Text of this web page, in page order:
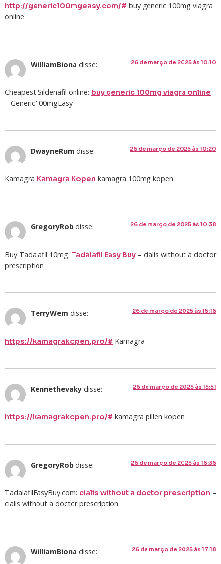
http://generic100mgeasy.com/# buy generic 100mg viagra
online
WilliamBiona disse: 26 de março de 2025 às 10:10
Cheapest Sildenafil online: buy generic 100mg viagra online
– Generic100mgEasy
DwayneRum disse: 26 de março de 2025 às 10:20
Kamagra Kamagra Kopen kamagra 100mg kopen
GregoryRob disse: 26 de março de 2025 às 10:38
Buy Tadalafil 10mg: Tadalafil Easy Buy – cialis without a doctor
prescription
TerryWem disse: 26 de março de 2025 às 15:16
https://kamagrakopen.pro/# Kamagra
Kennethevaky disse: 26 de março de 2025 às 15:51
https://kamagrakopen.pro/# kamagra pillen kopen
GregoryRob disse: 26 de março de 2025 às 16:36
TadalafilEasyBuy.com: cialis without a doctor prescription –
cialis without a doctor prescription
WilliamBiona disse: 26 de março de 2025 às 17:18